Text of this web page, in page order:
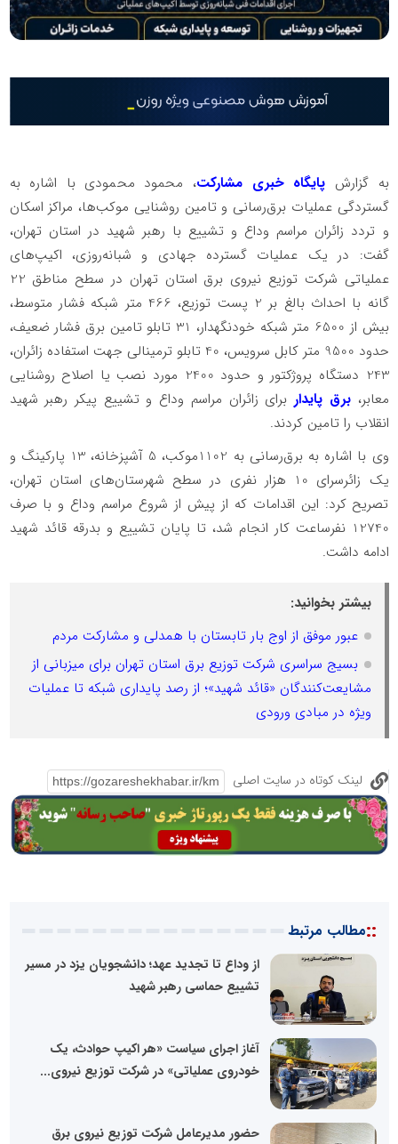
به گزارش پایگاه خبری مشارکت، ️محمود محمودی با اشاره به
گستردگی عملیات برق‌رسانی و تامین روشنایی موکب‌ها، مراکز اسکان
و تردد زائران مراسم وداع و تشییع با رهبر شهید در استان تهران،
گفت: در یک عملیات گسترده جهادی و شبانه‌روزی، اکیپ‌های
عملیاتی شرکت توزیع نیروی برق استان تهران در سطح مناطق 22
گانه با احداث بالغ بر 2 پست توزیع، 466 متر شبکه فشار متوسط،
بیش از 6500 متر شبکه خودنگهدار، 31 تابلو تامین برق فشار ضعیف،
حدود 9500 متر کابل سرویس، 40 تابلو ترمینالی جهت استفاده زائران،
243 دستگاه پروژکتور و حدود 2400 مورد نصب یا اصلاح روشنایی
معابر،برق پایداربرای زائران مراسم وداع و تشییع پیکر رهبر شهید
انقلاب را تامین کردند.
️وی با اشاره به برق‌رسانی به 1102موکب، 5 آشپزخانه، 13 پارکینگ و
یک زائرسرای 10 هزار نفری در سطح شهرستان‌های استان تهران،
تصریح کرد: این اقدامات که از پیش از شروع مراسم وداع و با صرف
12740 نفرساعت کار انجام شد، تا پایان تشییع و بدرقه قائد شهید
ادامه داشت.
بیشتر بخوانید:
عبور موفق از اوج بار تابستان با همدلی و مشارکت مردم
بسیج سراسری شرکت توزیع برق استان تهران برای میزبانی از
مشایعت‌کنندگان «قائد شهید»؛ از رصد پایداری شبکه تا عملیات
ویژه در مبادی ورودی
لینک کوتاه در سایت اصلی
::مطالب مرتبط
از وداع تا تجدید عهد؛ دانشجویان یزد در مسیر
تشییع حماسی رهبر شهید
آغاز اجرای سیاست «هر اکیپ حوادث، یک
خودروی عملیاتی» در شرکت توزیع نیروی...
حضور مدیرعامل شرکت توزیع نیروی برق